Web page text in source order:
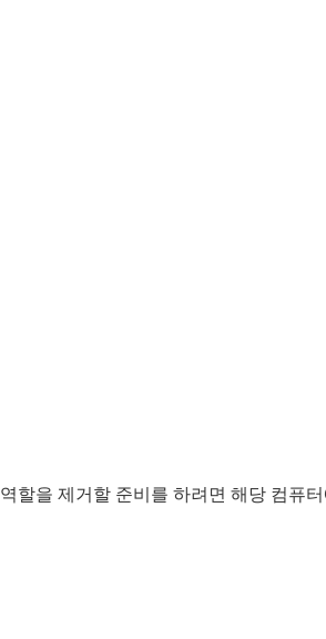
할을 제거할 준비를 하려면 해당 컴퓨